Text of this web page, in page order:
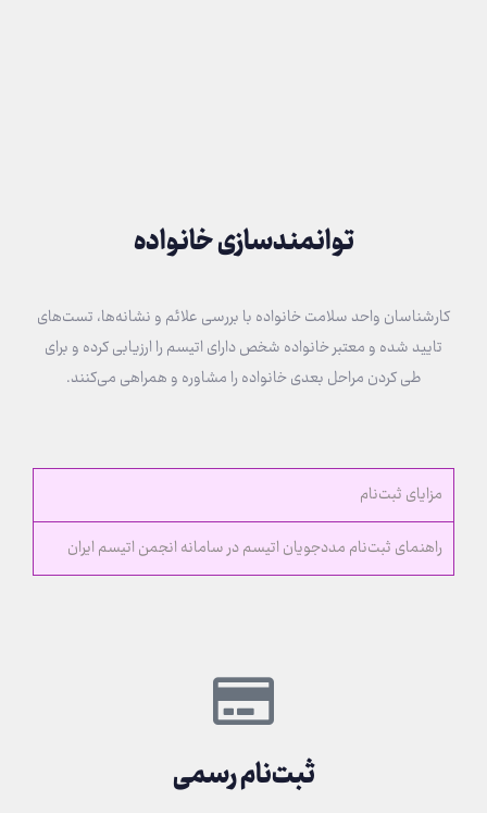
توانمندسازی خانواده
کارشناسان واحد سلامت خانواده با بررسی علائم و نشانه‌ها، تست‌های
تایید شده و معتبر خانواده شخص دارای اتیسم را ارزیابی کرده و برای
طی کردن مراحل بعدی خانواده را مشاوره و همراهی می‌کنند.
مزایای ثبت‌نام
راهنمای ﺛﺒﺖ‌ﻧﺎم ﻣﺪدﺟﻮﯾﺎن اﺗﯿﺴﻢ در ﺳﺎﻣﺎﻧﻪ انجمن اتیسم ایران
ثبت‌نام رسمی